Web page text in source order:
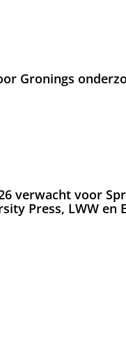
Gronings
verwacht voor
Press, LWW en